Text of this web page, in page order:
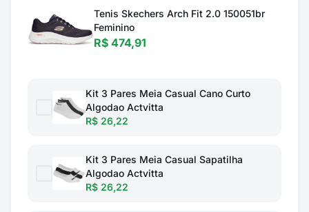
Tenis Skechers Arch Fit 2.0 150051br
Feminino
R$ 474,91
Kit 3 Pares Meia Casual Cano Curto
Algodao Actvitta
R$ 26,22
Kit 3 Pares Meia Casual Sapatilha
Algodao Actvitta
R$ 26,22